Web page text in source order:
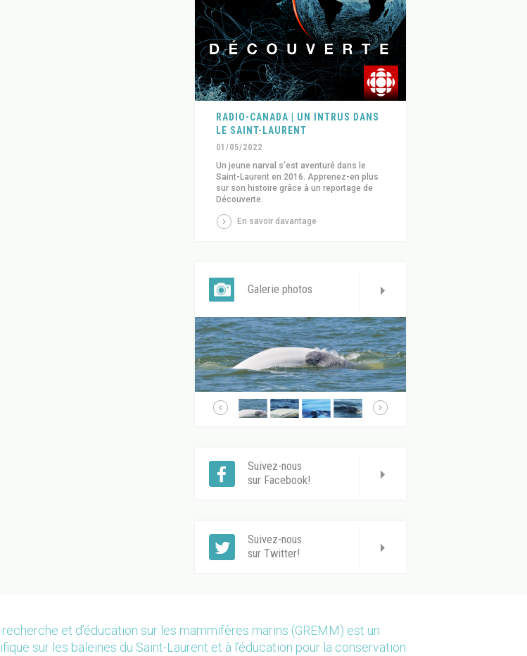
RADIO-CANADA | UN INTRUS DANS
LE SAINT-LAURENT
01/05/2022
Un jeune narval s’est aventuré dans le
Saint-Laurent en 2016. Apprenez-en plus
sur son histoire grâce à un reportage de
Découverte.
En savoir davantage
Galerie photos
Suivez-nous
sur Facebook!
Suivez-nous
sur Twitter!
et d’éducation sur les mammifères marins (GREMM) est un
sur les baleines du Saint-Laurent et à l’éducation pour la conservation